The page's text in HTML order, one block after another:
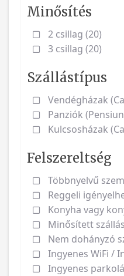
Minősítés
2 csillag (20)
3 csillag (20)
Szállástípus
Vendégházak
Panziók
Kulcsosházak
Felszereltség
Többnyelvű
Reggeli
Konyha vagy
Minősített
Nem dohányzó
Ingyenes WiFi /
Ingyenes